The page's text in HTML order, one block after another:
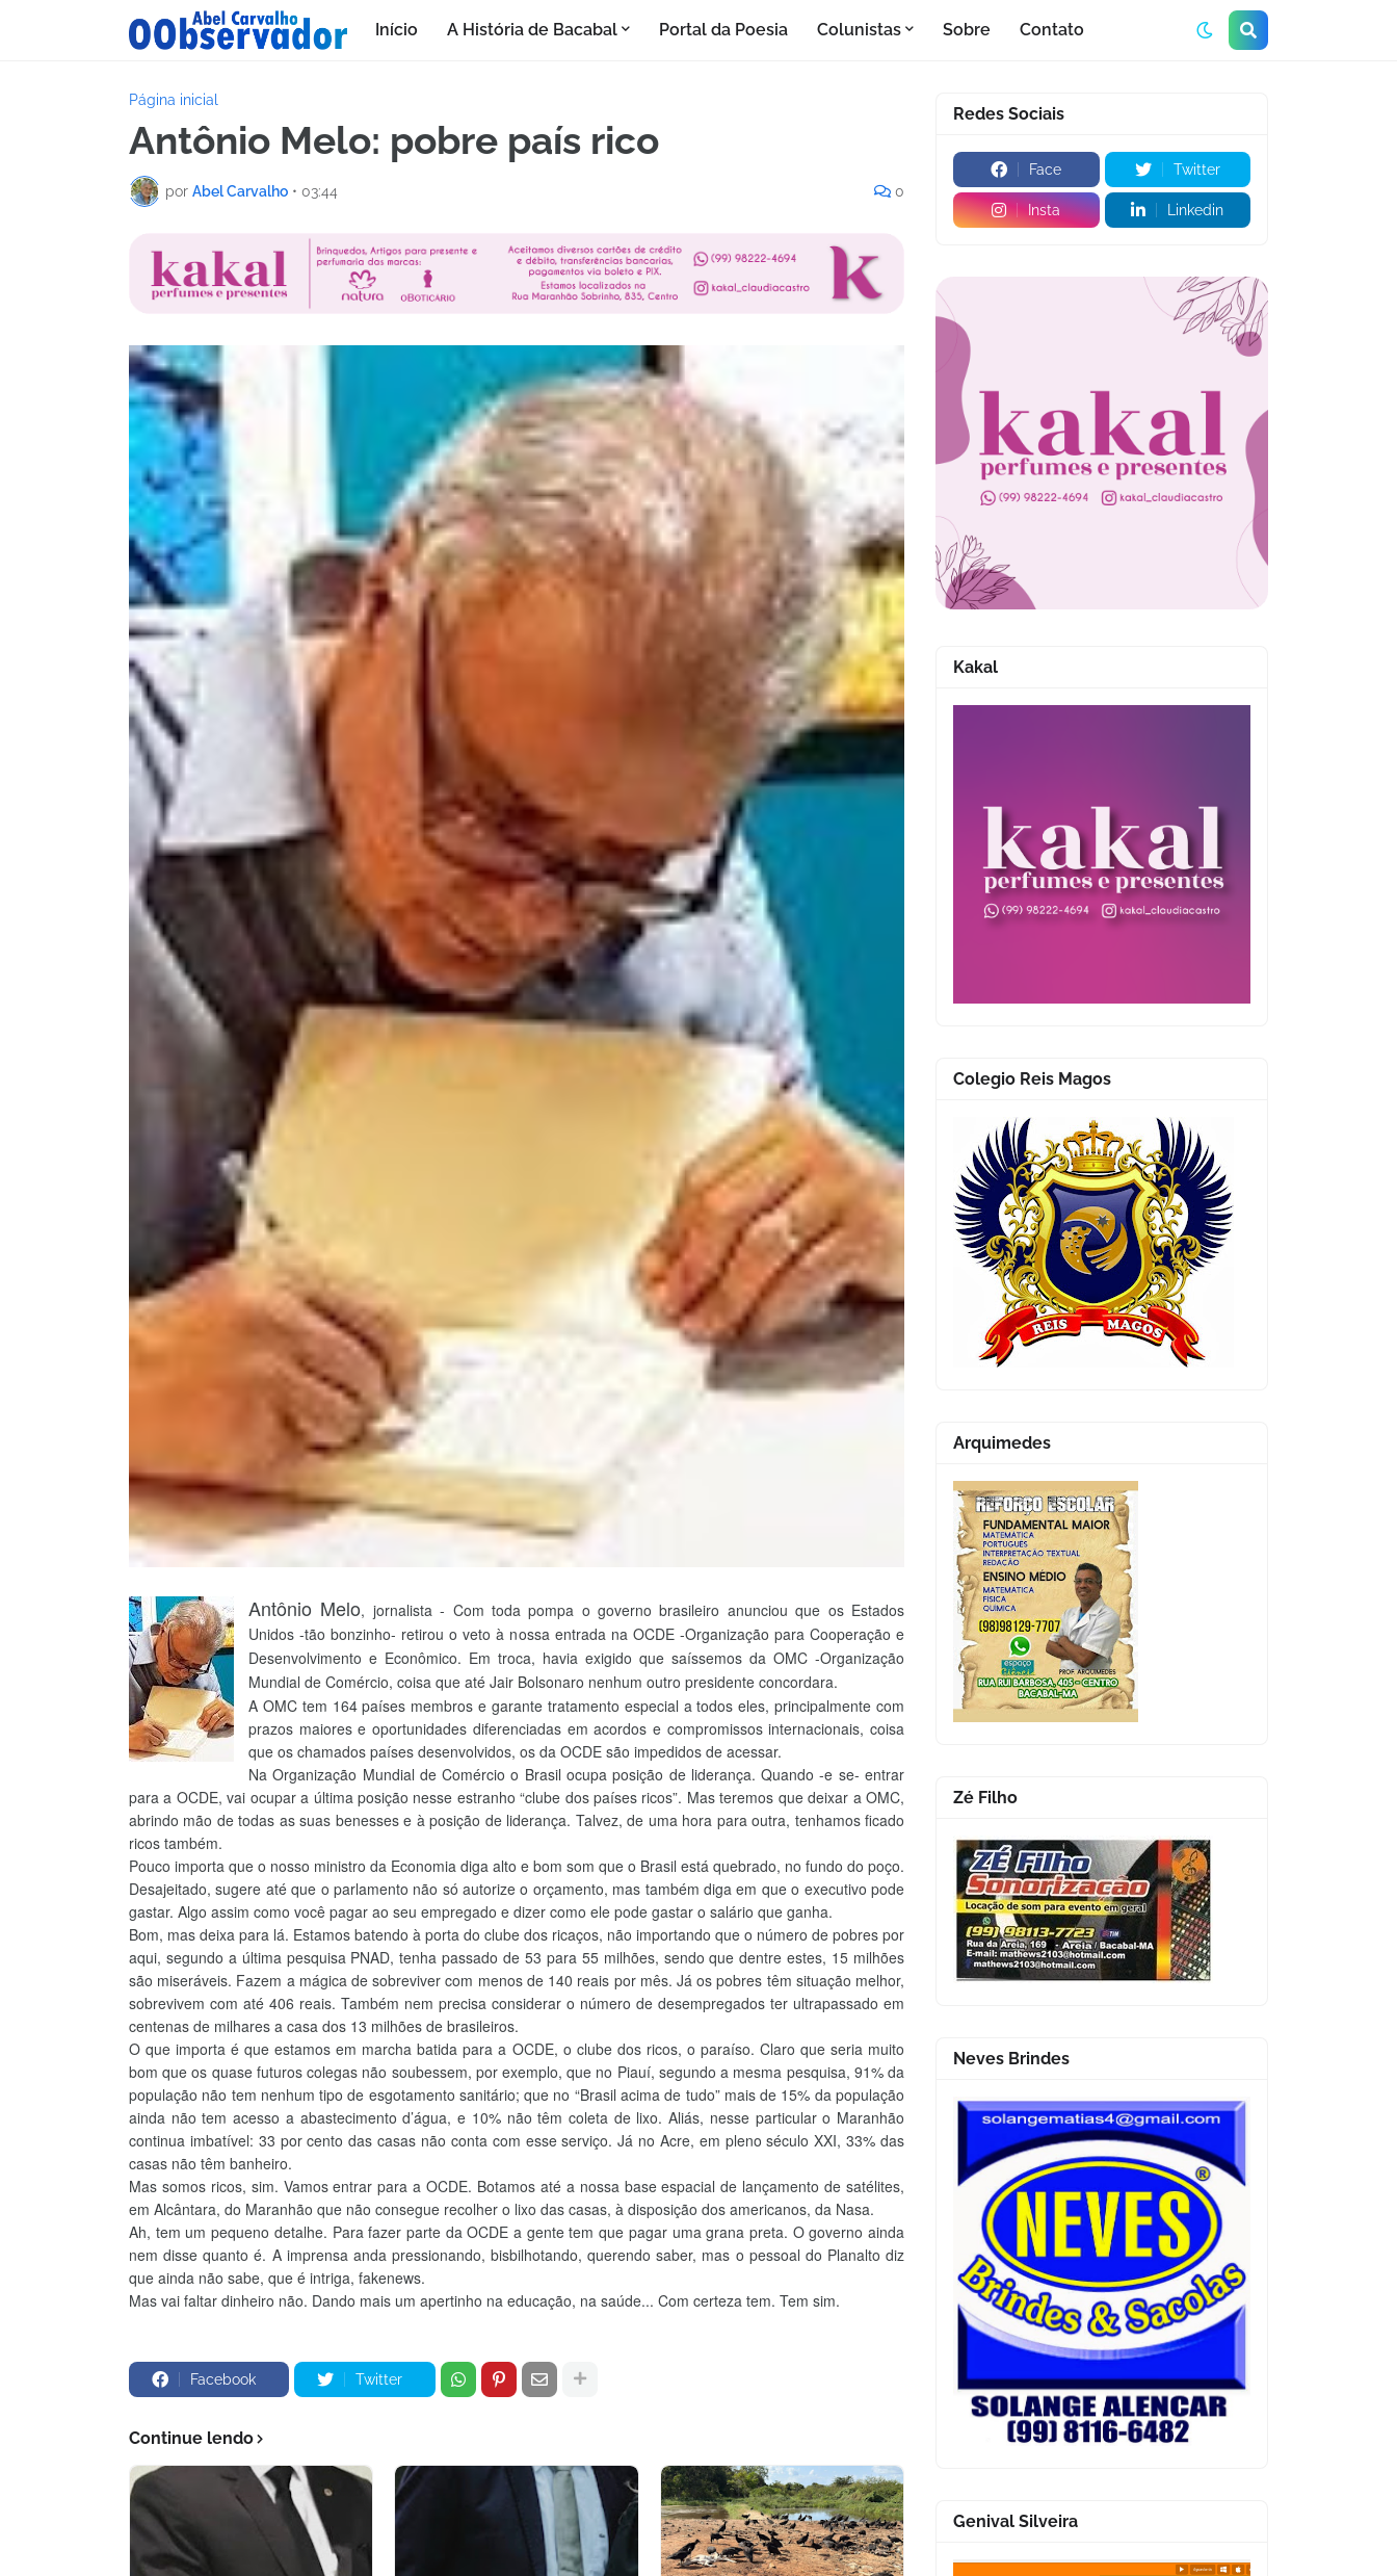
Início A História de Bacabal Portal da Poesia Colunistas Sobre Contato
Página inicial
Antônio Melo: pobre país rico
por Abel Carvalho • 03:44 0
Antônio Melo, jornalista - Com toda pompa o governo brasileiro anunciou que os Estados
Unidos -tão bonzinho- retirou o veto à nossa entrada na OCDE -Organização para Cooperação e
Desenvolvimento e Econômico. Em troca, havia exigido que saíssemos da OMC -Organização
Mundial de Comércio, coisa que até Jair Bolsonaro nenhum outro presidente concordara.
A OMC tem 164 países membros e garante tratamento especial a todos eles, principalmente com
prazos maiores e oportunidades diferenciadas em acordos e compromissos internacionais, coisa
que os chamados países desenvolvidos, os da OCDE são impedidos de acessar.
Na Organização Mundial de Comércio o Brasil ocupa posição de liderança. Quando -e se- entrar
para a OCDE, vai ocupar a última posição nesse estranho “clube dos países ricos”. Mas teremos que deixar a OMC,
abrindo mão de todas as suas benesses e à posição de liderança. Talvez, de uma hora para outra, tenhamos ficado
ricos também.
Pouco importa que o nosso ministro da Economia diga alto e bom som que o Brasil está quebrado, no fundo do poço.
Desajeitado, sugere até que o parlamento não só autorize o orçamento, mas também diga em que o executivo pode
gastar. Algo assim como você pagar ao seu empregado e dizer como ele pode gastar o salário que ganha.
Bom, mas deixa para lá. Estamos batendo à porta do clube dos ricaços, não importando que o número de pobres por
aqui, segundo a última pesquisa PNAD, tenha passado de 53 para 55 milhões, sendo que dentre estes, 15 milhões
são miseráveis. Fazem a mágica de sobreviver com menos de 140 reais por mês. Já os pobres têm situação melhor,
sobrevivem com até 406 reais. Também nem precisa considerar o número de desempregados ter ultrapassado em
centenas de milhares a casa dos 13 milhões de brasileiros.
O que importa é que estamos em marcha batida para a OCDE, o clube dos ricos, o paraíso. Claro que seria muito
bom que os quase futuros colegas não soubessem, por exemplo, que no Piauí, segundo a mesma pesquisa, 91% da
população não tem nenhum tipo de esgotamento sanitário; que no “Brasil acima de tudo” mais de 15% da população
ainda não tem acesso a abastecimento d’água, e 10% não têm coleta de lixo. Aliás, nesse particular o Maranhão
continua imbatível: 33 por cento das casas não conta com esse serviço. Já no Acre, em pleno século XXI, 33% das
casas não têm banheiro.
Mas somos ricos, sim. Vamos entrar para a OCDE. Botamos até a nossa base espacial de lançamento de satélites,
em Alcântara, do Maranhão que não consegue recolher o lixo das casas, à disposição dos americanos, da Nasa.
Ah, tem um pequeno detalhe. Para fazer parte da OCDE a gente tem que pagar uma grana preta. O governo ainda
nem disse quanto é. A imprensa anda pressionando, bisbilhotando, querendo saber, mas o pessoal do Planalto diz
que ainda não sabe, que é intriga, fakenews.
Mas vai faltar dinheiro não. Dando mais um apertinho na educação, na saúde... Com certeza tem. Tem sim.
Facebook Twitter
Continue lendo
Redes Sociais
Face Twitter
Insta Linkedin
Kakal
Colegio Reis Magos
Arquimedes
Zé Filho
Neves Brindes
Genival Silveira